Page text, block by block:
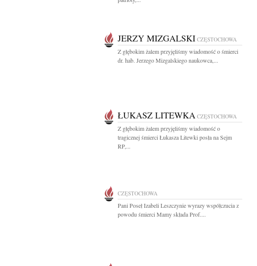
JERZY MIZGALSKI CZĘSTOCHOWA
Z głębokim żalem przyjęliśmy wiadomość o śmierci
dr. hab. Jerzego Mizgalskiego naukowca,...
ŁUKASZ LITEWKA CZĘSTOCHOWA
Z głębokim żalem przyjęliśmy wiadomość o
tragicznej śmierci Łukasza Litewki posła na Sejm
RP,...
CZĘSTOCHOWA
Pani Poseł Izabeli Leszczynie wyrazy współczucia z
powodu śmierci Mamy składa Prof....